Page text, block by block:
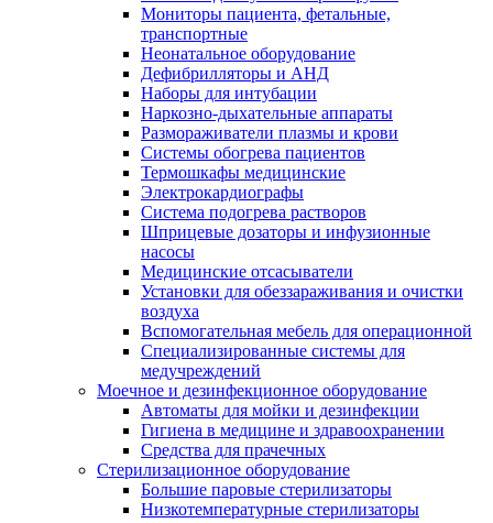
Мониторы пациента, фетальные,
транспортные
Неонатальное оборудование
Дефибрилляторы и АНД
Наборы для интубации
Наркозно-дыхательные аппараты
Размораживатели плазмы и крови
Системы обогрева пациентов
Термошкафы медицинские
Электрокардиографы
Cистема подогрева растворов
Шприцевые дозаторы и инфузионные
насосы
Медицинские отсасыватели
Установки для обеззараживания и очистки
воздуха
Вспомогательная мебель для операционной
Специализированные системы для
медучреждений
Моечное и дезинфекционное оборудование
Автоматы для мойки и дезинфекции
Гигиена в медицине и здравоохранении
Средства для прачечных
Стерилизационное оборудование
Большие паровые стерилизаторы
Низкотемпературные стерилизаторы